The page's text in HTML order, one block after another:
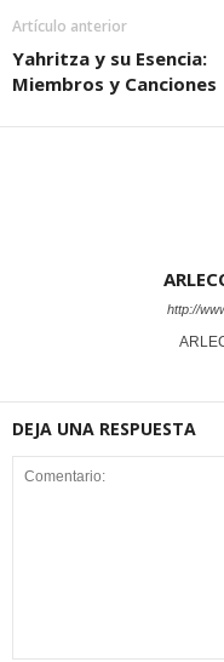
Artículo anterior
Yahritza y su Esencia:
Miembros y Canciones
http://
DEJA UNA RESPUESTA